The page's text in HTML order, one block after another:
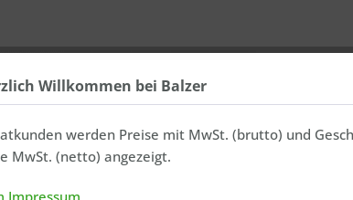
Willkommen bei Balzer
werden Preise mit MwSt. (brutto) und
MwSt. (netto) angezeigt.
Impressum